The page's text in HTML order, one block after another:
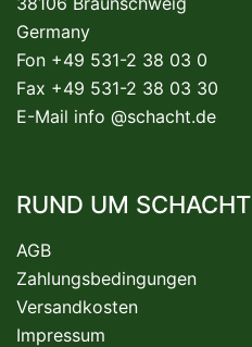
Germany
Fon +49 531-2 38 03 0
Fax +49 531-2 38 03 30
E-Mail info @schacht.de
RUND UM SCHACHT
AGB
Zahlungsbedingungen
Versandkosten
Impressum